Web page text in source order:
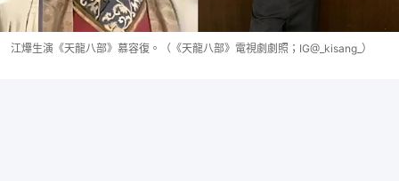
江𤒹生演《天龍八部》慕容復。（《天龍八部》電視劇劇照；IG@_kisang_）